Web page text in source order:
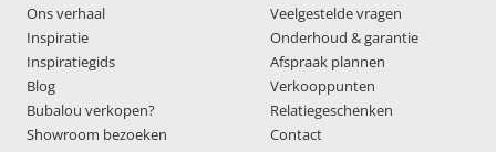
Ons verhaal
Inspiratie
Inspiratiegids
Blog
Bubalou verkopen?
Showroom bezoeken
Veelgestelde vragen
Onderhoud & garantie
Afspraak plannen
Verkooppunten
Relatiegeschenken
Contact